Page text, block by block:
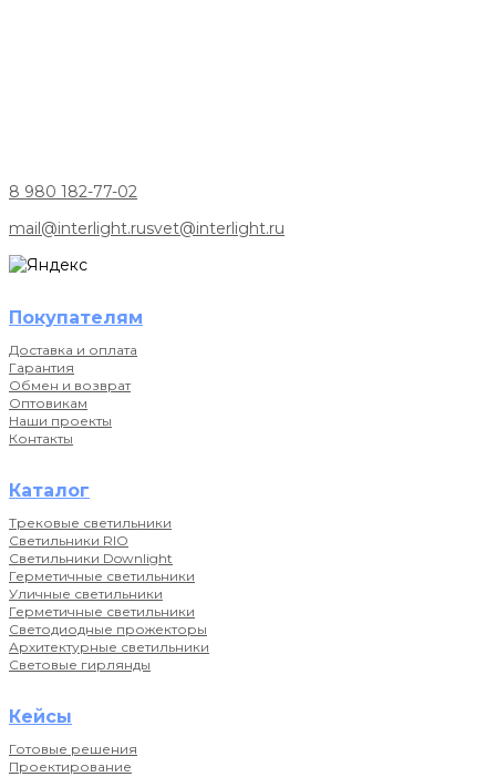
8 980 182-77-02
mail@interlight.rusvet@interlight.ru
Покупателям
Доставка и оплата
Гарантия
Обмен и возврат
Оптовикам
Наши проекты
Контакты
Каталог
Трековые светильники
Светильники RIO
Светильники Downlight
Герметичные светильники
Уличные светильники
Герметичные светильники
Светодиодные прожекторы
Архитектурные светильники
Световые гирлянды
Кейсы
Готовые решения
Проектирование